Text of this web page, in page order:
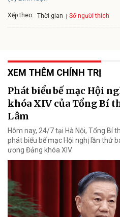
Xếp theo: Thời gian Số người thích
XEM THÊM CHÍNH TRỊ
Phát biểu bế mạc Hội
khóa XIV của Tổng Bí
Lâm
Hôm nay, 24/7 tại Hà Nội, Tổng Bí
phát biểu bế mạc Hội nghị lần thứ
ương Đảng khóa XIV.